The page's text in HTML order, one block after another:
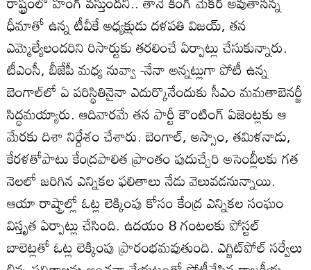
ధీమాతో ఉన్న టీవీకే అధ్యక్షుడు దళపతి విజయ్‌, తన
ఎమ్మెల్యేలందరిని రిసార్టుకు తరలించే ఏర్పాట్లు చేసుకున్నారు.
టీఎంసీ, బీజేపీ మధ్య నువ్వా -నేనా అన్నట్లుగా పోటీ ఉన్న
బెంగాల్‌లో ఏ పరిస్థితినైనా ఎదుర్కొనేందుకు సీఎం మమతాబెనర్జీ
సిద్ధమయ్యారు. ఆదివారమే తన పార్టీ కౌంటింగ్‌ ఏజెంట్లకు ఆ
మేరకు దిశా నిర్దేశం చేశారు. బెంగాల్‌, అస్సాం, తమిళనాడు,
కేరళతోపాటు కేంద్రపాలిత ప్రాంతం పుదుచ్చేరి అసెంబ్లీలకు గత
నెలలో జరిగిన ఎన్నికల ఫలితాలు నేడు వెలువడనున్నాయి.
ఆయా రాష్ట్రాల్లో ఓట్ల లెక్కింపు కోసం కేంద్ర ఎన్నికల సంఘం
విస్తృత ఏర్పాట్లు చేసింది. ఉదయం 8 గంటలకు పోస్టల్‌
బాలెట్లతో ఓట్ల లెక్కింపు ప్రారంభమవుతుంది. ఎగ్జిట్‌పోల్‌ సర్వేలు